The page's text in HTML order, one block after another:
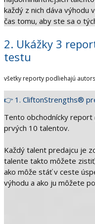
každý z nich dáva výhodu
čas tomu, aby ste sa o
2. Ukážky 3
testu
všetky reporty podliehajú
👉 1. CliftonStrengths®
Tento obchodnícky report
prvých 10 talentov.
Každý talent predajcu je
talente takto môžete
ako môže stáť v ceste
výhodu a ako ju môžete